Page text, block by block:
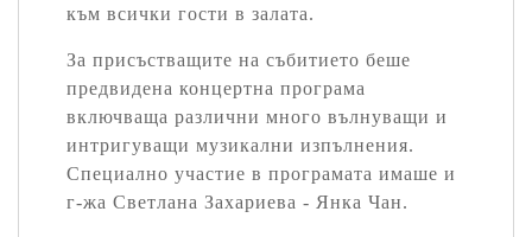
към всички гости в залата.
За присъстващите на събитието беше
предвидена концертна програма
включваща различни много вълнуващи и
интригуващи музикални изпълнения.
Специално участие в програмата имаше и
г-жа Светлана Захариева - Янка Чан.